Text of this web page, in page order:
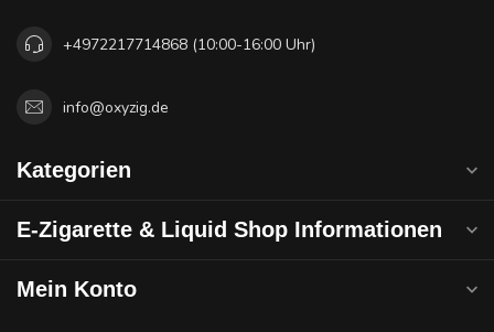
+4972217714868 (10:00-16:00 Uhr)
info@oxyzig.de
Kategorien
E-Zigarette & Liquid Shop Informationen
Mein Konto